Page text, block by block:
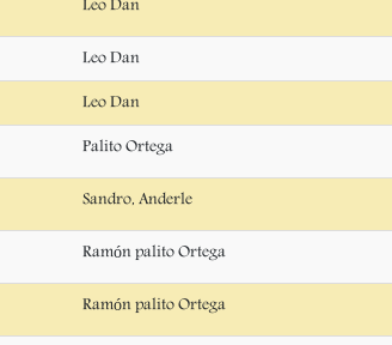
Leo Dan
Leo Dan
Leo Dan
Palito Ortega
Sandro, Anderle
Ramón palito Ortega
Ramón palito Ortega